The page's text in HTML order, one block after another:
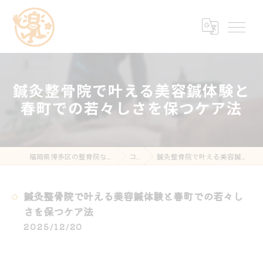
鍼灸整骨院で叶える美容鍼体験と
春町での若々しさを保つケア法
コラム 鍼灸整骨院で叶える美容鍼体験と春町での若々しさを保つケア法
鍼灸整骨院で叶える美容鍼体験と春町での若々し
さを保つケア法
2025/12/20